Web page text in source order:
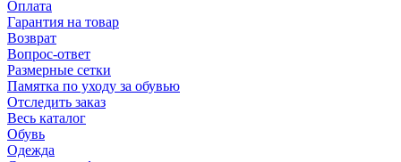
Оплата
Гарантия на товар
Возврат
Вопрос-ответ
Размерные сетки
Памятка по уходу за обувью
Отследить заказ
Весь каталог
Обувь
Одежда